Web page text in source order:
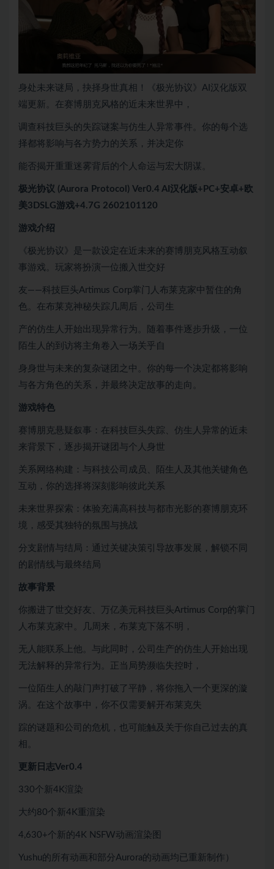
身处未来谜局，抉择身世真相！《极光协议》AI汉化版双
端更新。在赛博朋克风格的近未来世界中，
调查科技巨头的失踪谜案与仿生人异常事件。你的每个选
择都将影响与各方势力的关系，并决定你
能否揭开重重迷雾背后的个人命运与宏大阴谋。
极光协议 (Aurora Protocol) Ver0.4 AI汉化版+PC+安卓+欧
美3DSLG游戏+4.7G 2602101120
游戏介绍
《极光协议》是一款设定在近未来的赛博朋克风格互动叙
事游戏。玩家将扮演一位搬入世交好
友——科技巨头Artimus Corp掌门人布莱克家中暂住的角
色。在布莱克神秘失踪几周后，公司生
产的仿生人开始出现异常行为。随着事件逐步升级，一位
陌生人的到访将主角卷入一场关乎自
身身世与未来的复杂谜团之中。你的每一个决定都将影响
与各方角色的关系，并最终决定故事的走向。
游戏特色
赛博朋克悬疑叙事：在科技巨头失踪、仿生人异常的近未
来背景下，逐步揭开谜团与个人身世
关系网络构建：与科技公司成员、陌生人及其他关键角色
互动，你的选择将深刻影响彼此关系
未来世界探索：体验充满高科技与都市光影的赛博朋克环
境，感受其独特的氛围与挑战
分支剧情与结局：通过关键决策引导故事发展，解锁不同
的剧情线与最终结局
故事背景
你搬进了世交好友、万亿美元科技巨头Artimus Corp的掌门
人布莱克家中。几周来，布莱克下落不明，
无人能联系上他。与此同时，公司生产的仿生人开始出现
无法解释的异常行为。正当局势濒临失控时，
一位陌生人的敲门声打破了平静，将你拖入一个更深的漩
涡。在这个故事中，你不仅需要解开布莱克失
踪的谜题和公司的危机，也可能触及关于你自己过去的真
相。
更新日志Ver0.4
330个新4K渲染
大约80个新4K重渲染
4,630+个新的4K NSFW动画渲染图
Yushu的所有动画和部分Aurora的动画均已重新制作）